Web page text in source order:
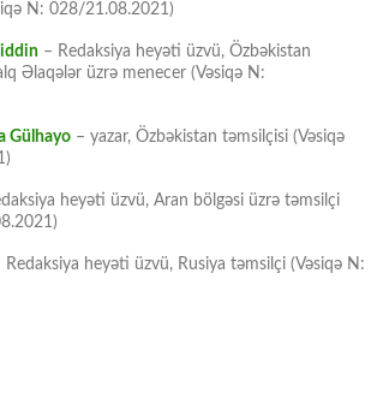
N: 028/21.08.2021)
– Redaksiya heyəti üzvü, Özbəkistan
Əlaqələr üzrə menecer (Vəsiqə N:
Gülhayo – yazar, Özbəkistan təmsilçisi (Vəsiqə
heyəti üzvü, Aran bölgəsi üzrə təmsilçi
Redaksiya heyəti üzvü, Rusiya təmsilçi (Vəsiqə N: